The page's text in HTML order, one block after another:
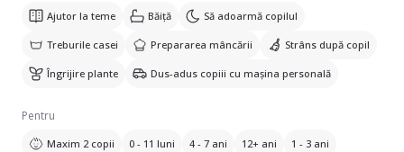
Ajutor la teme Băiță Să adoarmă copilul
Treburile casei Prepararea mâncării Strâns după copil
Îngrijire plante Dus-adus copiii cu mașina personală
Pentru
Maxim 2 copii 0 - 11 luni 4 - 7 ani 12+ ani 1 - 3 ani